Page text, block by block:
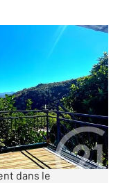
Immobilier
dans le